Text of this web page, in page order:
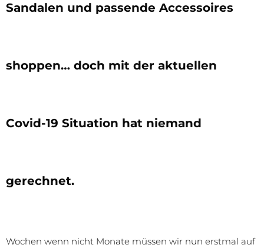
Sandalen und passende Accessoires
shoppen… doch mit der aktuellen
Covid-19 Situation hat niemand
gerechnet.
Wochen wenn nicht Monate müssen wir nun erstmal auf